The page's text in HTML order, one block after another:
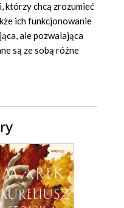
którzy chcą zrozumieć
ich funkcjonowanie
ale pozwalająca
są ze sobą różne